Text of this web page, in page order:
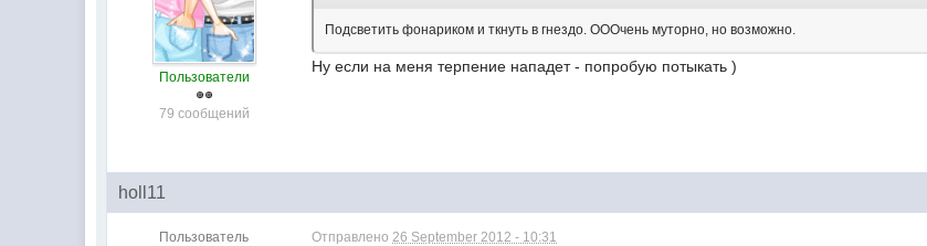
Пользователи
79 сообщений
Подсветить фонариком и ткнуть в гнездо. ОООчень муторно, но возможно.
Ну если на меня терпение нападет - попробую потыкать )
holl11
Пользователь Отправлено26 September 2012 - 10:31